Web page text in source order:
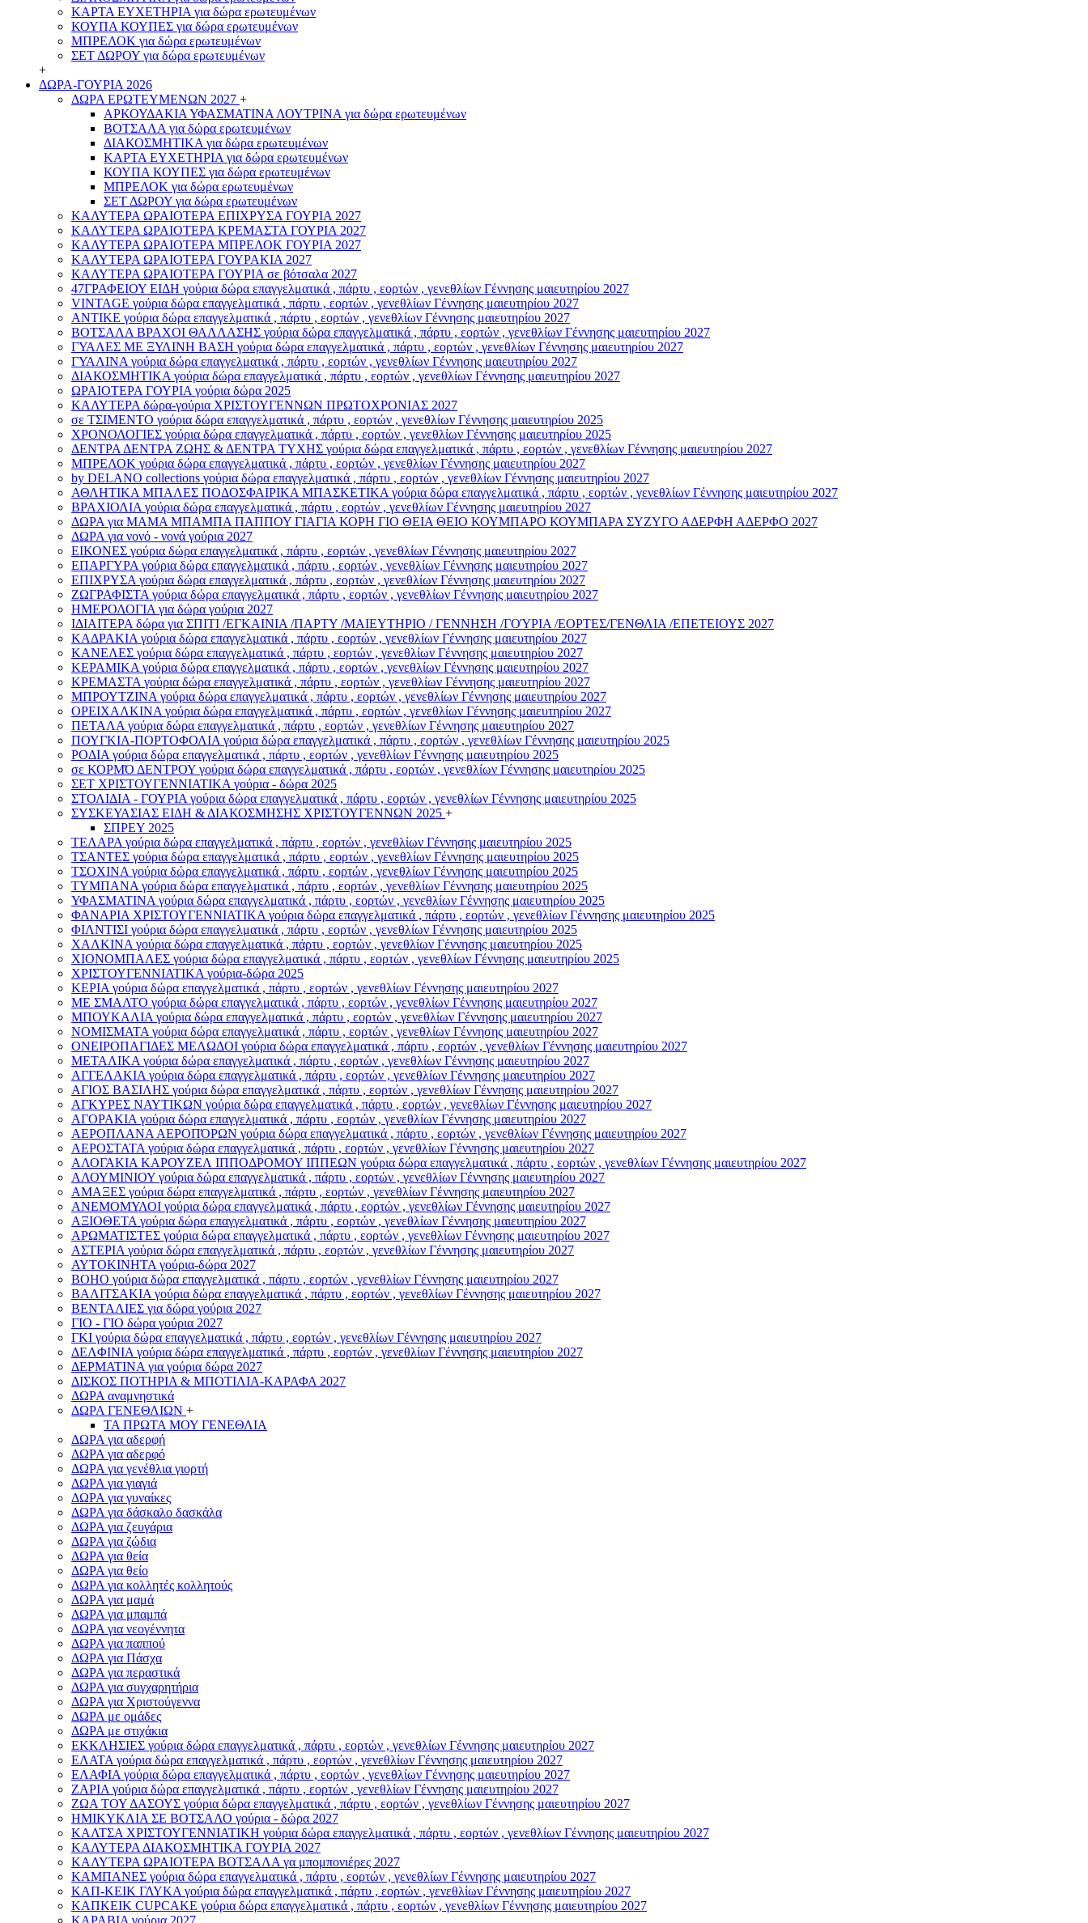
ΚΑΡΤΑ ΕΥΧΕΤΗΡΙΑ για δώρα ερωτευμένων
ΚΟΥΠΑ ΚΟΥΠΕΣ για δώρα ερωτευμένων
ΜΠΡΕΛΟΚ για δώρα ερωτευμένων
ΣΕΤ ΔΩΡΟΥ για δώρα ερωτευμένων
+
ΔΩΡΑ-ΓΟΥΡΙΑ 2026
ΔΩΡΑ ΕΡΩΤΕΥΜΕΝΩΝ 2027 +
ΑΡΚΟΥΔΑΚΙΑ ΥΦΑΣΜΑΤΙΝΑ ΛΟΥΤΡΙΝΑ για δώρα ερωτευμένων
ΒΟΤΣΑΛΑ για δώρα ερωτευμένων
ΔΙΑΚΟΣΜΗΤΙΚΑ για δώρα ερωτευμένων
ΚΑΡΤΑ ΕΥΧΕΤΗΡΙΑ για δώρα ερωτευμένων
ΚΟΥΠΑ ΚΟΥΠΕΣ για δώρα ερωτευμένων
ΜΠΡΕΛΟΚ για δώρα ερωτευμένων
ΣΕΤ ΔΩΡΟΥ για δώρα ερωτευμένων
ΚΑΛΥΤΕΡΑ ΩΡΑΙΟΤΕΡΑ ΕΠΙΧΡΥΣΑ ΓΟΥΡΙΑ 2027
ΚΑΛΥΤΕΡΑ ΩΡΑΙΟΤΕΡΑ ΚΡΕΜΑΣΤΑ ΓΟΥΡΙΑ 2027
ΚΑΛΥΤΕΡΑ ΩΡΑΙΟΤΕΡΑ ΜΠΡΕΛΟΚ ΓΟΥΡΙΑ 2027
ΚΑΛΥΤΕΡΑ ΩΡΑΙΟΤΕΡΑ ΓΟΥΡΑΚΙΑ 2027
ΚΑΛΥΤΕΡΑ ΩΡΑΙΟΤΕΡΑ ΓΟΥΡΙΑ σε βότσαλα 2027
47ΓΡΑΦΕΙΟΥ ΕΙΔΗ γούρια δώρα επαγγελματικά , πάρτυ , εορτών , γενεθλίων Γέννησης μαιευτηρίου 2027
VINTAGE γούρια δώρα επαγγελματικά , πάρτυ , εορτών , γενεθλίων Γέννησης μαιευτηρίου 2027
ΑΝΤΙΚΕ γούρια δώρα επαγγελματικά , πάρτυ , εορτών , γενεθλίων Γέννησης μαιευτηρίου 2027
ΒΟΤΣΑΛΑ ΒΡΑΧΟΙ ΘΑΛΛΑΣΗΣ γούρια δώρα επαγγελματικά , πάρτυ , εορτών , γενεθλίων Γέννησης μαιευτηρίου 2027
ΓΥΑΛΕΣ ΜΕ ΞΥΛΙΝΗ ΒΑΣΗ γούρια δώρα επαγγελματικά , πάρτυ , εορτών , γενεθλίων Γέννησης μαιευτηρίου 2027
ΓΥΑΛΙΝΑ γούρια δώρα επαγγελματικά , πάρτυ , εορτών , γενεθλίων Γέννησης μαιευτηρίου 2027
ΔΙΑΚΟΣΜΗΤΙΚΑ γούρια δώρα επαγγελματικά , πάρτυ , εορτών , γενεθλίων Γέννησης μαιευτηρίου 2027
ΩΡΑΙΟΤΕΡΑ ΓΟΥΡΙΑ γούρια δώρα 2025
ΚΑΛΥΤΕΡΑ δώρα-γούρια ΧΡΙΣΤΟΥΓΕΝΝΩΝ ΠΡΩΤΟΧΡΟΝΙΑΣ 2027
σε ΤΣΙΜΕΝΤΟ γούρια δώρα επαγγελματικά , πάρτυ , εορτών , γενεθλίων Γέννησης μαιευτηρίου 2025
ΧΡΟΝΟΛΟΓΙΕΣ γούρια δώρα επαγγελματικά , πάρτυ , εορτών , γενεθλίων Γέννησης μαιευτηρίου 2025
ΔΕΝΤΡΑ ΔΕΝΤΡΑ ΖΩΗΣ & ΔΕΝΤΡΑ ΤΥΧΗΣ γούρια δώρα επαγγελματικά , πάρτυ , εορτών , γενεθλίων Γέννησης μαιευτηρίου 2027
ΜΠΡΕΛΟΚ γούρια δώρα επαγγελματικά , πάρτυ , εορτών , γενεθλίων Γέννησης μαιευτηρίου 2027
by DELANO collections γούρια δώρα επαγγελματικά , πάρτυ , εορτών , γενεθλίων Γέννησης μαιευτηρίου 2027
ΑΘΛΗΤΙΚΑ ΜΠΑΛΕΣ ΠΟΔΟΣΦΑΙΡΙΚΑ ΜΠΑΣΚΕΤΙΚΑ γούρια δώρα επαγγελματικά , πάρτυ , εορτών , γενεθλίων Γέννησης μαιευτηρίου 2027
ΒΡΑΧΙΟΛΙA γούρια δώρα επαγγελματικά , πάρτυ , εορτών , γενεθλίων Γέννησης μαιευτηρίου 2027
ΔΩΡΑ για ΜΑΜΑ ΜΠΑΜΠΑ ΠΑΠΠΟΥ ΓΙΑΓΙΑ ΚΟΡΗ ΓΙΟ ΘΕΙΑ ΘΕΙΟ ΚΟΥΜΠΑΡΟ ΚΟΥΜΠΑΡΑ ΣΥΖΥΓΟ ΑΔΕΡΦΗ ΑΔΕΡΦΟ 2027
ΔΩΡΑ για νονό - νονά γούρια 2027
ΕΙΚΟΝΕΣ γούρια δώρα επαγγελματικά , πάρτυ , εορτών , γενεθλίων Γέννησης μαιευτηρίου 2027
ΕΠΑΡΓΥΡΑ γούρια δώρα επαγγελματικά , πάρτυ , εορτών , γενεθλίων Γέννησης μαιευτηρίου 2027
ΕΠΙΧΡΥΣΑ γούρια δώρα επαγγελματικά , πάρτυ , εορτών , γενεθλίων Γέννησης μαιευτηρίου 2027
ΖΩΓΡΑΦΙΣΤΑ γούρια δώρα επαγγελματικά , πάρτυ , εορτών , γενεθλίων Γέννησης μαιευτηρίου 2027
ΗΜΕΡΟΛΟΓΙΑ για δώρα γούρια 2027
ΙΔΙΑΙΤΕΡΑ δώρα για ΣΠΙΤΙ /ΕΓΚΑΙΝΙΑ /ΠΑΡΤΥ /ΜΑΙΕΥΤΗΡΙΟ / ΓΕΝΝΗΣΗ /ΓΟΎΡΙΑ /ΕΟΡΤΕΣ/ΓΕΝΘΛΙΑ /ΕΠΕΤΕΙΟΥΣ 2027
ΚΑΔΡΑΚΙΑ γούρια δώρα επαγγελματικά , πάρτυ , εορτών , γενεθλίων Γέννησης μαιευτηρίου 2027
ΚΑΝΕΛΕΣ γούρια δώρα επαγγελματικά , πάρτυ , εορτών , γενεθλίων Γέννησης μαιευτηρίου 2027
ΚΕΡΑΜΙΚΑ γούρια δώρα επαγγελματικά , πάρτυ , εορτών , γενεθλίων Γέννησης μαιευτηρίου 2027
ΚΡΕΜΑΣΤΑ γούρια δώρα επαγγελματικά , πάρτυ , εορτών , γενεθλίων Γέννησης μαιευτηρίου 2027
ΜΠΡΟΥΤΖΙΝΑ γούρια δώρα επαγγελματικά , πάρτυ , εορτών , γενεθλίων Γέννησης μαιευτηρίου 2027
ΟΡΕΙΧΑΛΚΙΝΑ γούρια δώρα επαγγελματικά , πάρτυ , εορτών , γενεθλίων Γέννησης μαιευτηρίου 2027
ΠΕΤΑΛΑ γούρια δώρα επαγγελματικά , πάρτυ , εορτών , γενεθλίων Γέννησης μαιευτηρίου 2027
ΠΟΥΓΚΙΑ-ΠΟΡΤΟΦΟΛΙΑ γούρια δώρα επαγγελματικά , πάρτυ , εορτών , γενεθλίων Γέννησης μαιευτηρίου 2025
ΡΟΔΙΑ γούρια δώρα επαγγελματικά , πάρτυ , εορτών , γενεθλίων Γέννησης μαιευτηρίου 2025
σε ΚΟΡΜΌ ΔΕΝΤΡΟΥ γούρια δώρα επαγγελματικά , πάρτυ , εορτών , γενεθλίων Γέννησης μαιευτηρίου 2025
ΣΕΤ ΧΡΙΣΤΟΥΓΕΝΝΙΑΤΙΚΑ γούρια - δώρα 2025
ΣΤΟΛΙΔΙΑ - ΓΟΥΡΙΑ γούρια δώρα επαγγελματικά , πάρτυ , εορτών , γενεθλίων Γέννησης μαιευτηρίου 2025
ΣΥΣΚΕΥΑΣΙΑΣ ΕΙΔΗ & ΔΙΑΚΟΣΜΗΣΗΣ ΧΡΙΣΤΟΥΓΕΝΝΩΝ 2025 +
ΣΠΡΕΥ 2025
ΤΕΛΑΡΑ γούρια δώρα επαγγελματικά , πάρτυ , εορτών , γενεθλίων Γέννησης μαιευτηρίου 2025
ΤΣΑΝΤΕΣ γούρια δώρα επαγγελματικά , πάρτυ , εορτών , γενεθλίων Γέννησης μαιευτηρίου 2025
ΤΣΟΧΙΝΑ γούρια δώρα επαγγελματικά , πάρτυ , εορτών , γενεθλίων Γέννησης μαιευτηρίου 2025
ΤΥΜΠΑΝΑ γούρια δώρα επαγγελματικά , πάρτυ , εορτών , γενεθλίων Γέννησης μαιευτηρίου 2025
ΥΦΑΣΜΑΤΙΝΑ γούρια δώρα επαγγελματικά , πάρτυ , εορτών , γενεθλίων Γέννησης μαιευτηρίου 2025
ΦΑΝΑΡΙΑ ΧΡΙΣΤΟΥΓΕΝΝΙΑΤΙΚΑ γούρια δώρα επαγγελματικά , πάρτυ , εορτών , γενεθλίων Γέννησης μαιευτηρίου 2025
ΦΙΛΝΤΙΣΙ γούρια δώρα επαγγελματικά , πάρτυ , εορτών , γενεθλίων Γέννησης μαιευτηρίου 2025
ΧΑΛΚΙΝΑ γούρια δώρα επαγγελματικά , πάρτυ , εορτών , γενεθλίων Γέννησης μαιευτηρίου 2025
ΧΙΟΝΟΜΠΑΛΕΣ γούρια δώρα επαγγελματικά , πάρτυ , εορτών , γενεθλίων Γέννησης μαιευτηρίου 2025
ΧΡΙΣΤΟΥΓΕΝΝΙΑΤΙΚΑ γούρια-δώρα 2025
ΚΕΡΙΑ γούρια δώρα επαγγελματικά , πάρτυ , εορτών , γενεθλίων Γέννησης μαιευτηρίου 2027
ΜΕ ΣΜΑΛΤΟ γούρια δώρα επαγγελματικά , πάρτυ , εορτών , γενεθλίων Γέννησης μαιευτηρίου 2027
ΜΠΟΥΚΑΛΙΑ γούρια δώρα επαγγελματικά , πάρτυ , εορτών , γενεθλίων Γέννησης μαιευτηρίου 2027
ΝΟΜΙΣΜΑΤΑ γούρια δώρα επαγγελματικά , πάρτυ , εορτών , γενεθλίων Γέννησης μαιευτηρίου 2027
ΟΝΕΙΡΟΠΑΓΙΔΕΣ ΜΕΛΩΔΟΙ γούρια δώρα επαγγελματικά , πάρτυ , εορτών , γενεθλίων Γέννησης μαιευτηρίου 2027
ΜΕΤΑΛΙΚΑ γούρια δώρα επαγγελματικά , πάρτυ , εορτών , γενεθλίων Γέννησης μαιευτηρίου 2027
ΑΓΓΕΛΑΚΙΑ γούρια δώρα επαγγελματικά , πάρτυ , εορτών , γενεθλίων Γέννησης μαιευτηρίου 2027
ΑΓΙΟΣ ΒΑΣΙΛΗΣ γούρια δώρα επαγγελματικά , πάρτυ , εορτών , γενεθλίων Γέννησης μαιευτηρίου 2027
ΑΓΚΥΡΕΣ ΝΑΥΤΙΚΩΝ γούρια δώρα επαγγελματικά , πάρτυ , εορτών , γενεθλίων Γέννησης μαιευτηρίου 2027
ΑΓΟΡΑΚΙΑ γούρια δώρα επαγγελματικά , πάρτυ , εορτών , γενεθλίων Γέννησης μαιευτηρίου 2027
ΑΕΡΟΠΛΑΝΑ ΑΕΡΟΠΌΡΩΝ γούρια δώρα επαγγελματικά , πάρτυ , εορτών , γενεθλίων Γέννησης μαιευτηρίου 2027
ΑΕΡΟΣΤΑΤΑ γούρια δώρα επαγγελματικά , πάρτυ , εορτών , γενεθλίων Γέννησης μαιευτηρίου 2027
ΑΛΟΓΑΚΙΑ ΚΑΡΟΥΖΕΛ ΙΠΠΟΔΡΟΜΟΥ ΙΠΠΕΩΝ γούρια δώρα επαγγελματικά , πάρτυ , εορτών , γενεθλίων Γέννησης μαιευτηρίου 2027
ΑΛΟΥΜΙΝΙΟΥ γούρια δώρα επαγγελματικά , πάρτυ , εορτών , γενεθλίων Γέννησης μαιευτηρίου 2027
ΑΜΑΞΕΣ γούρια δώρα επαγγελματικά , πάρτυ , εορτών , γενεθλίων Γέννησης μαιευτηρίου 2027
ΑΝΕΜΟΜΥΛΟI γούρια δώρα επαγγελματικά , πάρτυ , εορτών , γενεθλίων Γέννησης μαιευτηρίου 2027
ΑΞΙΟΘΕΤΑ γούρια δώρα επαγγελματικά , πάρτυ , εορτών , γενεθλίων Γέννησης μαιευτηρίου 2027
ΑΡΩΜΑΤΙΣΤΕΣ γούρια δώρα επαγγελματικά , πάρτυ , εορτών , γενεθλίων Γέννησης μαιευτηρίου 2027
ΑΣΤΕΡIA γούρια δώρα επαγγελματικά , πάρτυ , εορτών , γενεθλίων Γέννησης μαιευτηρίου 2027
ΑΥΤΟΚΙΝΗΤΑ γούρια-δώρα 2027
ΒOHO γούρια δώρα επαγγελματικά , πάρτυ , εορτών , γενεθλίων Γέννησης μαιευτηρίου 2027
ΒΑΛΙΤΣΑΚΙΑ γούρια δώρα επαγγελματικά , πάρτυ , εορτών , γενεθλίων Γέννησης μαιευτηρίου 2027
ΒΕΝΤΑΛΙΕΣ για δώρα γούρια 2027
ΓΙΟ - ΓΙΟ δώρα γούρια 2027
ΓΚΙ γούρια δώρα επαγγελματικά , πάρτυ , εορτών , γενεθλίων Γέννησης μαιευτηρίου 2027
ΔΕΛΦΙΝΙΑ γούρια δώρα επαγγελματικά , πάρτυ , εορτών , γενεθλίων Γέννησης μαιευτηρίου 2027
ΔΕΡΜΑΤΙΝΑ για γούρια δώρα 2027
ΔΙΣΚΟΣ ΠΟΤΗΡΙΑ & ΜΠΟΤΙΛΙΑ-ΚΑΡΑΦΑ 2027
ΔΩΡΑ αναμνηστικά
ΔΩΡΑ ΓΕΝΕΘΛΙΩΝ +
ΤΑ ΠΡΩΤΑ ΜΟΥ ΓΕΝΕΘΛΙΑ
ΔΩΡΑ για αδερφή
ΔΩΡΑ για αδερφό
ΔΩΡΑ για γενέθλια γιορτή
ΔΩΡΑ για γιαγιά
ΔΩΡΑ για γυναίκες
ΔΩΡΑ για δάσκαλο δασκάλα
ΔΩΡΑ για ζευγάρια
ΔΩΡΑ για ζώδια
ΔΩΡΑ για θεία
ΔΩΡΑ για θείο
ΔΩΡΑ για κολλητές κολλητούς
ΔΩΡΑ για μαμά
ΔΩΡΑ για μπαμπά
ΔΩΡΑ για νεογέννητα
ΔΩΡΑ για παππού
ΔΩΡΑ για Πάσχα
ΔΩΡΑ για περαστικά
ΔΩΡΑ για συγχαρητήρια
ΔΩΡΑ για Χριστούγεννα
ΔΩΡΑ με ομάδες
ΔΩΡΑ με στιχάκια
ΕΚΚΛΗΣΙΕΣ γούρια δώρα επαγγελματικά , πάρτυ , εορτών , γενεθλίων Γέννησης μαιευτηρίου 2027
ΕΛΑΤΑ γούρια δώρα επαγγελματικά , πάρτυ , εορτών , γενεθλίων Γέννησης μαιευτηρίου 2027
ΕΛΑΦΙΑ γούρια δώρα επαγγελματικά , πάρτυ , εορτών , γενεθλίων Γέννησης μαιευτηρίου 2027
ΖΑΡΙΑ γούρια δώρα επαγγελματικά , πάρτυ , εορτών , γενεθλίων Γέννησης μαιευτηρίου 2027
ΖΩΑ ΤΟΥ ΔΑΣΟΥΣ γούρια δώρα επαγγελματικά , πάρτυ , εορτών , γενεθλίων Γέννησης μαιευτηρίου 2027
ΗΜΙΚΥΚΛΙΑ ΣΕ ΒΟΤΣΑΛΟ γούρια - δώρα 2027
ΚΑΛΤΣΑ ΧΡΙΣΤΟΥΓΕΝΝΙΑΤΙΚΗ γούρια δώρα επαγγελματικά , πάρτυ , εορτών , γενεθλίων Γέννησης μαιευτηρίου 2027
ΚΑΛΥΤΕΡΑ ΔΙΑΚΟΣΜΗΤΙΚΑ ΓΟΥΡΙΑ 2027
ΚΑΛΥΤΕΡΑ ΩΡΑΙΟΤΕΡΑ ΒΟΤΣΑΛΑ γα μπομπονιέρες 2027
ΚΑΜΠΑΝΕΣ γούρια δώρα επαγγελματικά , πάρτυ , εορτών , γενεθλίων Γέννησης μαιευτηρίου 2027
ΚΑΠ-ΚΕΙΚ ΓΛΥΚΑ γούρια δώρα επαγγελματικά , πάρτυ , εορτών , γενεθλίων Γέννησης μαιευτηρίου 2027
ΚΑΠΚΕΙΚ CUPCAKE γούρια δώρα επαγγελματικά , πάρτυ , εορτών , γενεθλίων Γέννησης μαιευτηρίου 2027
ΚΑΡΑΒΙΑ γούρια 2027